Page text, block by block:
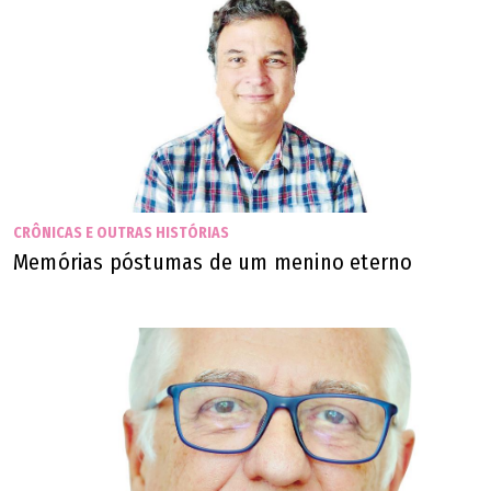
CRÔNICAS E OUTRAS HISTÓRIAS
Memórias póstumas de um menino eterno